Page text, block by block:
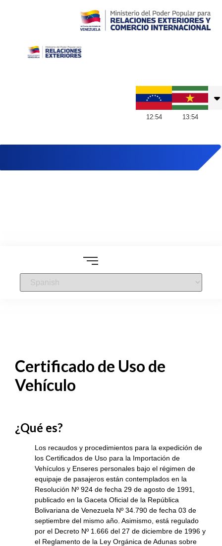
12:54 13:54
Certificado de Uso de
Vehículo
¿Qué es?
Los recaudos y procedimientos para la expedición de
los Certificados de Uso para la Importación de
Vehículos y Enseres personales bajo el régimen de
equipaje de pasajeros están contemplados en la
Resolución Nº 924 de fecha 29 de agosto de 1991,
publicado en la Gaceta Oficial de la República
Bolivariana de Venezuela Nº 34.790 de fecha 03 de
septiembre del mismo año. Asimismo, está regulado
por el Decreto Nº 1.666 del 27 de diciembre de 1996 y
el Reglamento de la Ley Orgánica de Adunas sobre